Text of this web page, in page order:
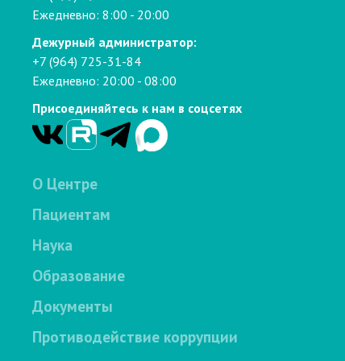
Ежедневно: 8:00 - 20:00
Дежурный администратор:
+7 (964) 725-31-84
Ежедневно: 20:00 - 08:00
Присоединяйтесь к нам в соцсетях
О Центре
Пациентам
Наука
Образование
Документы
Противодействие коррупции